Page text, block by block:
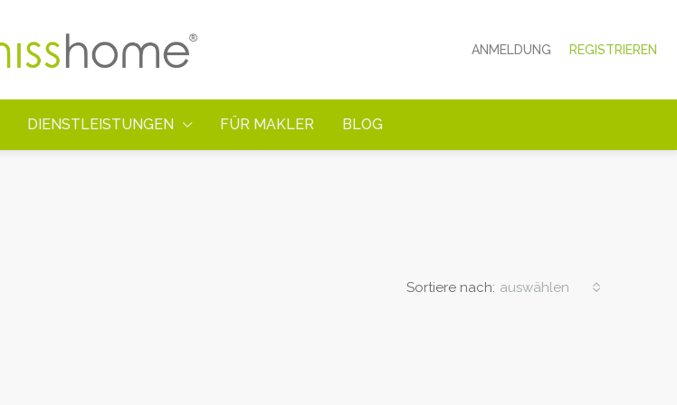
ANMELDUNG REGISTRIEREN
DIENSTLEISTUNGEN FÜR MAKLER BLOG
Sortiere nach: auswählen